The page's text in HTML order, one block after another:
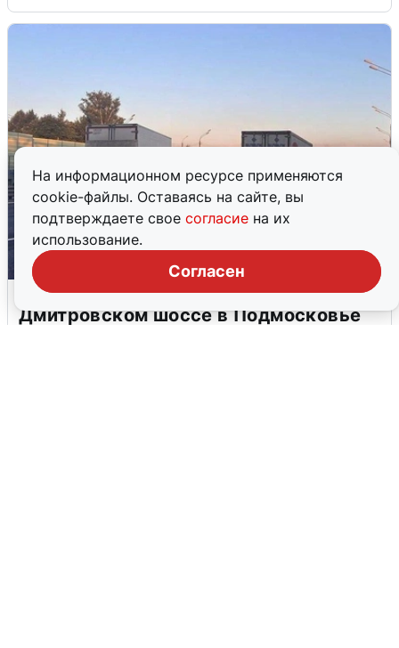
На информационном ресурсе применяются
cookie-файлы. Оставаясь на сайте, вы
подтверждаете свое согласие на их
использование.
Согласен
Пять машин столкнулись на
Дмитровском шоссе в Подмосковье